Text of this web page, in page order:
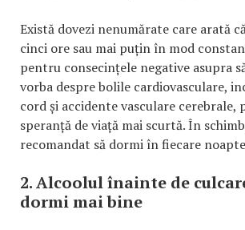
Există dovezi nenumărate care arată
cinci ore sau mai puțin în mod
pentru consecințele negative asupra
vorba despre bolile cardiovasculare,
cord și accidente vasculare cerebrale,
speranță de viață mai scurtă. În
recomandat să dormi în fiecare
2. Alcoolul înainte de
dormi mai bine